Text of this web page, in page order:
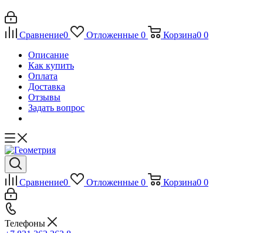
Сравнение0 Отложенные 0 Корзина0 0
Описание
Как купить
Оплата
Доставка
Отзывы
Задать вопрос
Сравнение0 Отложенные 0 Корзина0 0
Телефоны